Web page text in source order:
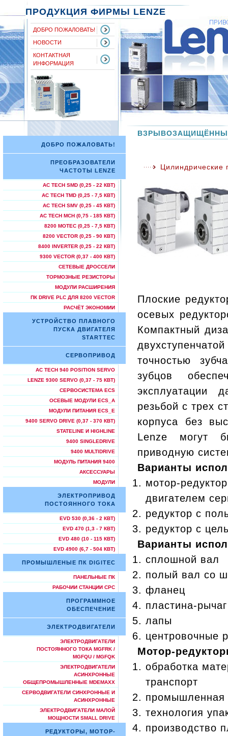
ПРОДУКЦИЯ ФИРМЫ LENZE
ДОБРО ПОЖАЛОВАТЬ!
НОВОСТИ
КОНТАКТНАЯ
ИНФОРМАЦИЯ
ДОБРО ПОЖАЛОВАТЬ!
ПРЕОБРАЗОВАТЕЛИ
ЧАСТОТЫ LENZE
AC TECH SMD (0,25 - 22 КВТ)
AC TECH TMD (0,25 - 7,5 КВТ)
AC TECH SMV (0,25 - 45 КВТ)
AC TECH МСН (0,75 - 185 КВТ)
8200 MOTEC (0,25 - 7,5 КВТ)
8200 VECTOR (0,25 - 90 КВТ)
8400 INVERTER (0,25 - 22 КВТ)
9300 VECTOR (0,37 - 400 КВТ)
СЕТЕВЫЕ ДРОССЕЛИ
ТОРМОЗНЫЕ РЕЗИСТОРЫ
МОДУЛИ РАСШИРЕНИЯ
ПК DRIVE PLC ДЛЯ 8200 VECTOR
РАСЧЁТ ЭКОНОМИИ
УСТРОЙСТВО ПЛАВНОГО
ПУСКА ДВИГАТЕЛЯ
STARTTEC
СЕРВОПРИВОД
AC TECH 940 POSITION SERVO
LENZE 9300 SERVO (0,37 - 75 КВТ)
СЕРВОСИСТЕМА ECS
ОСЕВЫЕ МОДУЛИ ECS_A
МОДУЛИ ПИТАНИЯ ECS_E
9400 SERVO DRIVE (0,37 - 370 КВТ)
STATELINE И HIGHLINE
9400 SINGLEDRIVE
9400 MULTIDRIVE
МОДУЛЬ ПИТАНИЯ 9400
АКСЕССУАРЫ
МОДУЛИ
ЭЛЕКТРОПРИВОД
ПОСТОЯННОГО ТОКА
EVD 530 (0,36 - 2 КВТ)
EVD 470 (1,3 - 7 КВТ)
EVD 480 (10 - 115 КВТ)
EVD 4900 (6,7 - 504 КВТ)
ПРОМЫШЛЕНЫЕ ПК DIGITEC
ПАНЕЛЬНЫЕ ПК
РАБОЧИИ СТАНЦИИ СРС
ПРОГРАММНОЕ
ОБЕСПЕЧЕНИЕ
ЭЛЕКТРОДВИГАТЕЛИ
ЭЛЕКТРОДВИГАТЕЛИ
ПОСТОЯННОГО ТОКА MGFRK /
MGFQU / MGFQK
ЭЛЕКТРОДВИГАТЕЛИ
АСИНХРОННЫЕ
ОБЩЕПРОМЫШЛЕННЫЕ MDEMAXX
СЕРВОДВИГАТЕЛИ СИНХРОННЫЕ И
АСИНХРОННЫЕ
ЭЛЕКТРОДВИГАТЕЛИ МАЛОЙ
МОЩНОСТИ SMALL DRIVE
РЕДУКТОРЫ, МОТОР-
Цилиндрические
Плоские
осевых
Компактный
точностью
зубцов
эксплуатации
резьбой с трех
корпуса без
Lenze могут
приводную
Варианты
мотор-
двигателем
редуктор с
редуктор с
Варианты
сплошной вал
полый вал со
фланец
пластина-
лапы
центровочные
Мотор-
обработка
транспорт
промышленная
технология
производство